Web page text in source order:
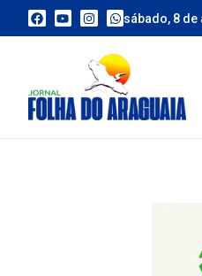
sábado, 8 de